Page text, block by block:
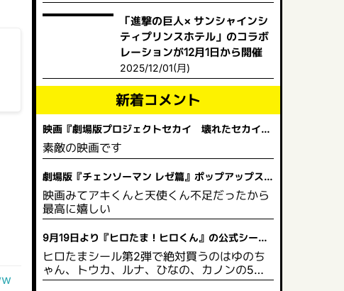
「進撃の巨人× サンシャインシ
ティプリンスホテル」のコラボ
レーションが12月1日から開催
2025/12/01(月)
新着コメント
映画『劇場版プロジェクトセカイ 壊れたセカイと
歌えないミク』 舞台挨拶＆全国ライブビューイング
開催決定！
素敵の映画です
劇場版『チェンソーマン レゼ篇』ポップアップスト
ア in ビックカメラ
映画みてアキくんと天使くん不足だったから
最高に嬉しい
9月19日より『ヒロたま！ヒロくん』の公式シール
と塗り絵が販売を開始！
ヒロたまシール第2弾で絶対買うのはゆのち
ゃん、トウカ、ルナ、ひなの、カノンの5人
は買う